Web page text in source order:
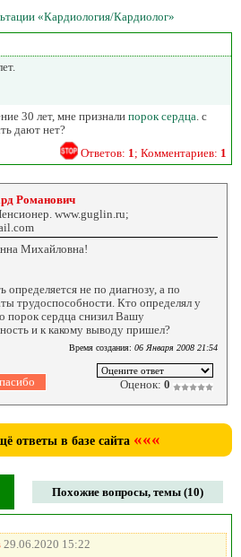
«Кардиология/Кардиолог»
30 лет, мне признали порок сердца . с
дают нет?
Ответов: 1 ; Комментариев: 1
Романович
www.guglin.ru;
Михайловна!
определяется не по диагнозу, а по
трудоспособности. Кто определял у
порок сердца снизил Вашу
и к какому выводу пришел?
Время создания: 06 Января 2008 21:54
Оценок: 0
ответы в базе сайта «««
Похожие вопросы, темы (10)
29.06.2020 15:22